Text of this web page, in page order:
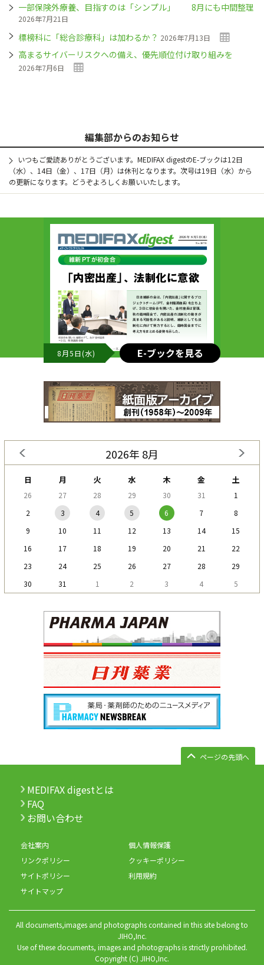
一部保険外療養、目指すのは「シンプル」 8月にも中間整理
2026年7月21日
標榜科に「総合診療科」は加わるか？ 2026年7月13日
高まるサイバーリスクへの備え、優先順位付け取り組みを
2026年7月6日
編集部からのお知らせ
いつもご愛読ありがとうございます。MEDIFAX digestのE-ブックは12日
（水）、14日（金）、17日（月）は休刊となります。次号は19日（水）から
の更新になります。どうぞよろしくお願いいたします。
8月5日(水) E-ブックを見る
2026年 8月
日 月 火 水 木 金 土
26 27 28 29 30 31
1
2
3 4 5 6 7
8
9
10 11 12 13 14
15
16
17 18 19 20 21
22
23
24 25 26 27 28
29
30
31 1 2 3 4 5
ページの先頭へ
MEDIFAX digestとは
FAQ
お問い合わせ
会社案内
個人情報保護
リンクポリシー
クッキーポリシー
サイトポリシー
利用規約
サイトマップ
All documents,images and photographs contained in this site belong to
JIHO,Inc.
Use of these documents, images and photographs is strictly prohibited.
Copyright (C) JIHO,Inc.